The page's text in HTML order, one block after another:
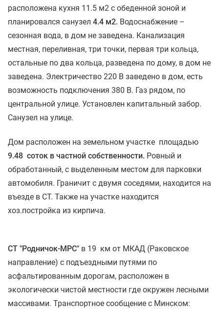
расположена кухня 11.5 м2 с обеденной зоной и
планировался санузел 4.4 м2. Водоснабжение –
сезонная вода, в дом не заведена. Канализация
местная, переливная, три точки, первая три кольца,
остальные по два кольца, разведена по дому, в дом не
заведена. Электричество 220 В заведено в дом, есть
возможность подключения 380 В. Газ рядом, по
центральной улице. Установлен капитальный забор.
Санузел на улице.
Дом расположен на земельном участке площадью
9.48 соток в частной собственности. Ровный и
обработанный, с выделенным местом для парковки
автомобиля. Граничит с двумя соседями, находится на
въезде в СТ. Также на участке находится
хоз.постройка из кирпича.
СТ "Родничок-МРС" в 19 км от МКАД (Раковское
направление) с подъездными путями по
асфальтированным дорогам, расположен в
экологически чистой местности где окружен лесными
массивами. Транспортное сообщение с Минском: